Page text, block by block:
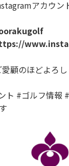
アカウン
顧のほどよろし
ト #ゴルフ情報